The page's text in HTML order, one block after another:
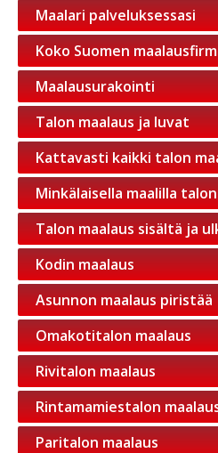
Maalari palveluksessasi
Koko Suomen
Maalausurakointi
Talon maalaus ja luvat
Kattavasti kaikki talon
Minkälaisella maalilla
Talon maalaus sisältä ja
Kodin maalaus
Asunnon maalaus piristää
Omakotitalon maalaus
Rivitalon maalaus
Rintamamiestalon
Paritalon maalaus